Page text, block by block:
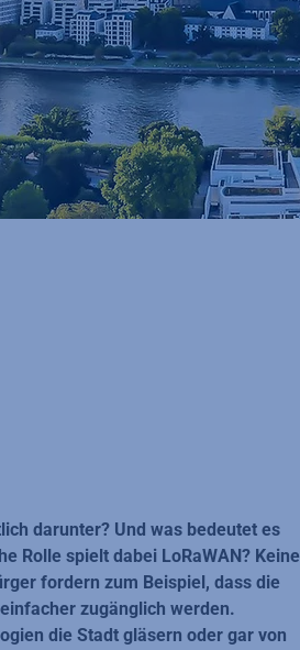
darunter? Und was bedeutet es
Rolle spielt dabei LoRaWAN? Keine
fordern zum Beispiel, dass die
zugänglich werden.
die Stadt gläsern oder gar von